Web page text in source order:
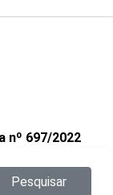
nº 697/2022
Pesquisar